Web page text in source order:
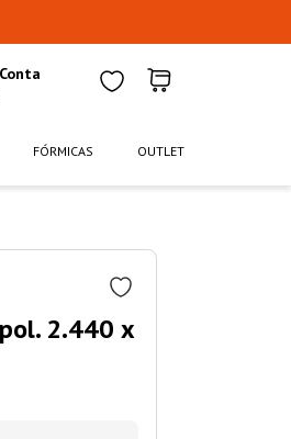
FÓRMICAS OUTLET
2.440 x